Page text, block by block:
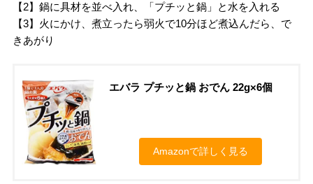
【2】鍋に具材を並べ入れ、「プチッと鍋」と水を入れる
【3】火にかけ、煮立ったら弱火で10分ほど煮込んだら、で
きあがり
エバラ プチッと鍋 おでん 22g×6個
Amazonで詳しく見る